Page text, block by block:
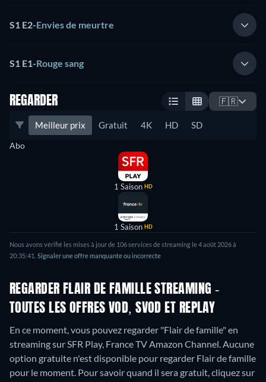
S1 E2-Envies de meurtre
S1 E1-Rouge sang
REGARDER 🇫🇷
Meilleur prix Gratuit 4K HD SD
Abo
1 Saison HD
1 Saison HD
Nous avons vérifié les mises à jour de 106 services de streaming le 4 août 2026 à
20:35:41. Signaler une offre manquante ou incorrecte
REGARDER FLAIR DE FAMILLE STREAMING -
TOUTES LES OFFRES VOD, SVOD ET REPLAY
En ce moment, vous pouvez regarder "Flair de famille" en
streaming sur SFR Play, France TV Amazon Channel. Aucune
option gratuite n'est disponible pour regarder Flair de famille
pour le moment. Pour savoir quand il sera gratuit, cliquez sur